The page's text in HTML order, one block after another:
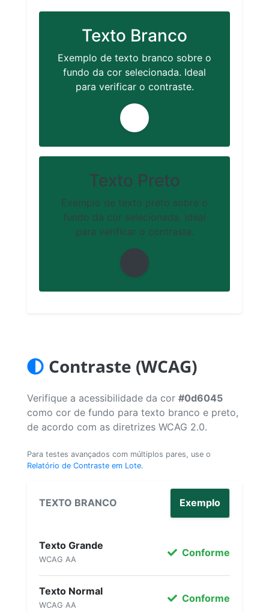
Texto Branco
Exemplo de texto branco sobre o
fundo da cor selecionada. Ideal
para verificar o contraste.
Texto Preto
Exemplo de texto preto sobre o
fundo da cor selecionada. Ideal
para verificar o contraste.
Contraste (WCAG)
Verifique a acessibilidade da cor #0d6045
como cor de fundo para texto branco e preto,
de acordo com as diretrizes WCAG 2.0.
Para testes avançados com múltiplos pares, use o
Relatório de Contraste em Lote.
TEXTO BRANCO Exemplo
Texto Grande
WCAG AA
Conforme
Texto Normal
WCAG AA
Conforme